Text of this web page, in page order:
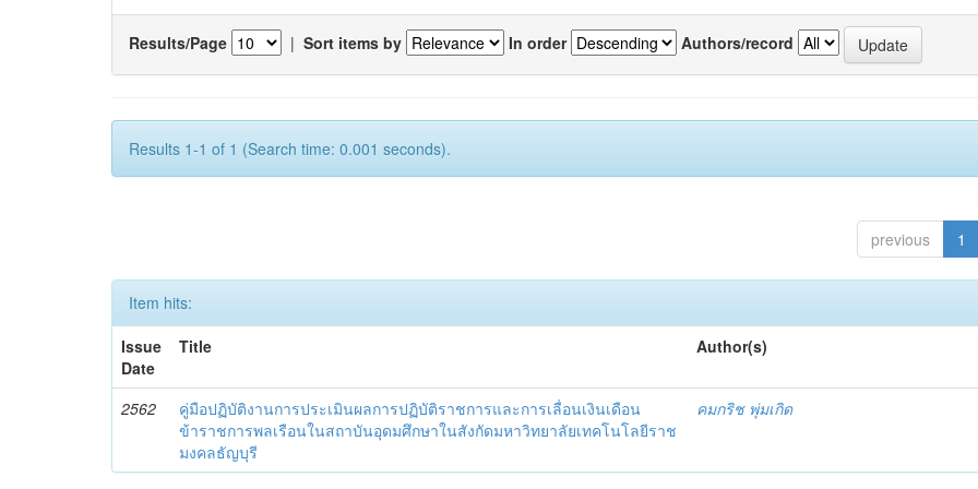
Results/Page | Sort items by In order Authors/record
Results 1-1 of 1 (Search time: 0.001 seconds).
previous 1
Item hits:
Issue
Date
Title Author(s)
2562
คู่มือปฏิบัติงานการประเมินผลการปฏิบัติราชการและการเลื่อนเงินเดือน
ข้าราชการพลเรือนในสถาบันอุดมศึกษาในสังกัดมหาวิทยาลัยเทคโนโลยีราช
มงคลธัญบุรี
คมกริช พุ่มเกิด